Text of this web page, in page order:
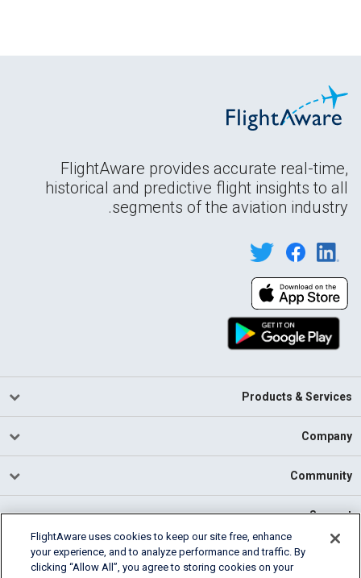
FlightAware provides accurate real-time,
historical and predictive flight insights to all
segments of the aviation industry.
Products & Services
Company
Community
Support
FlightAware uses cookies to keep our site free, enhance
your experience, and to analyze performance and traffic. By
clicking “Allow All”, you agree to storing cookies on your